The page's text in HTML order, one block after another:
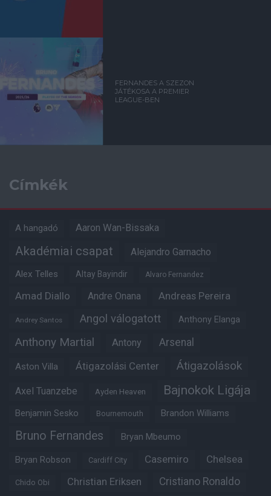
FERNANDES A SZEZON
JÁTÉKOSA A PREMIER
LEAGUE-BEN
Címkék
A hangadó Aaron Wan-Bissaka
Akadémiai csapat Alejandro Garnacho
Alex Telles Altay Bayindir Alvaro Fernandez
Amad Diallo Andre Onana Andreas Pereira
Andrey Santos Angol válogatott Anthony Elanga
Anthony Martial Antony Arsenal
Aston Villa Átigazolási Center Átigazolások
Axel Tuanzebe Ayden Heaven Bajnokok Ligája
Benjamin Sesko Bournemouth Brandon Williams
Bruno Fernandes Bryan Mbeumo
Bryan Robson Cardiff City Casemiro Chelsea
Chido Obi Christian Eriksen Cristiano Ronaldo